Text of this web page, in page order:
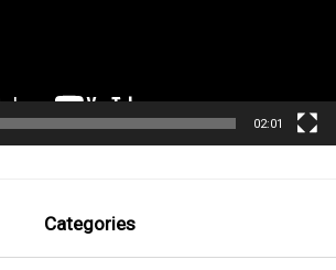
02:01
Categories